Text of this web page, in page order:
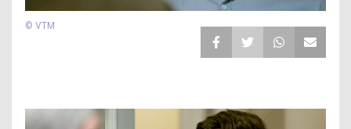
© VTM